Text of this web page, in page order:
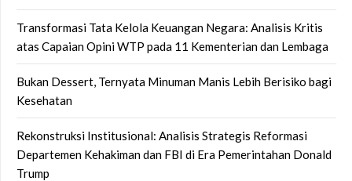
Transformasi Tata Kelola Keuangan Negara: Analisis Kritis
atas Capaian Opini WTP pada 11 Kementerian dan Lembaga
Bukan Dessert, Ternyata Minuman Manis Lebih Berisiko bagi
Kesehatan
Rekonstruksi Institusional: Analisis Strategis Reformasi
Departemen Kehakiman dan FBI di Era Pemerintahan Donald
Trump